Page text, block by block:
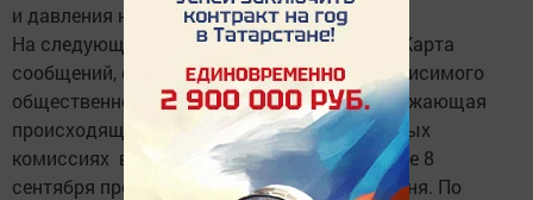
и давления на них.
На следующей неделе будет презентована Карта
сообщений, созданная на платформе Независимого
общественного мониторинга НОМ24, и отражающая
происходящее на участках и в избирательных
комиссиях во всех российских регионах, где 8
сентября пройдут выборы различного уровня. По